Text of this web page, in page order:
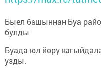
Быел башыннан Буа
булды
Буада юл йөрү
узды.